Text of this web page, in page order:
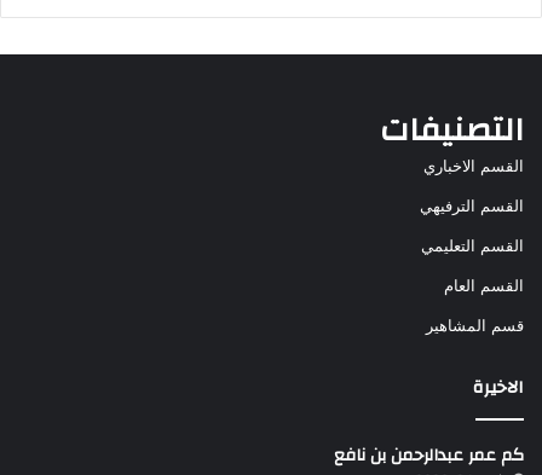
التصنيفات
القسم الاخباري
القسم الترفيهي
القسم التعليمي
القسم العام
قسم المشاهير
الاخيرة
كم عمر عبدالرحمن بن نافع